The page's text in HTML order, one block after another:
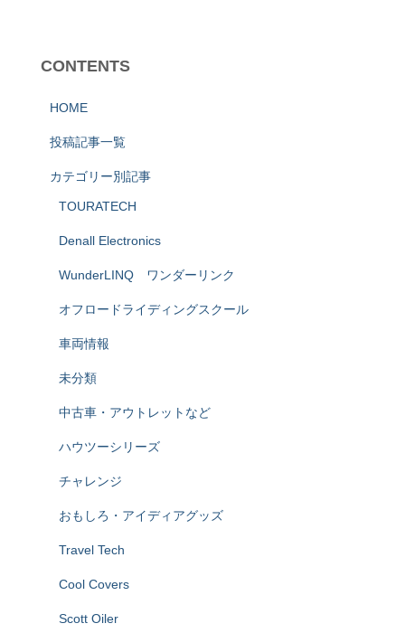
CONTENTS
HOME
投稿記事一覧
カテゴリー別記事
TOURATECH
Denall Electronics
WunderLINQ ワンダーリンク
オフロードライディングスクール
車両情報
未分類
中古車・アウトレットなど
ハウツーシリーズ
チャレンジ
おもしろ・アイディアグッズ
Travel Tech
Cool Covers
Scott Oiler